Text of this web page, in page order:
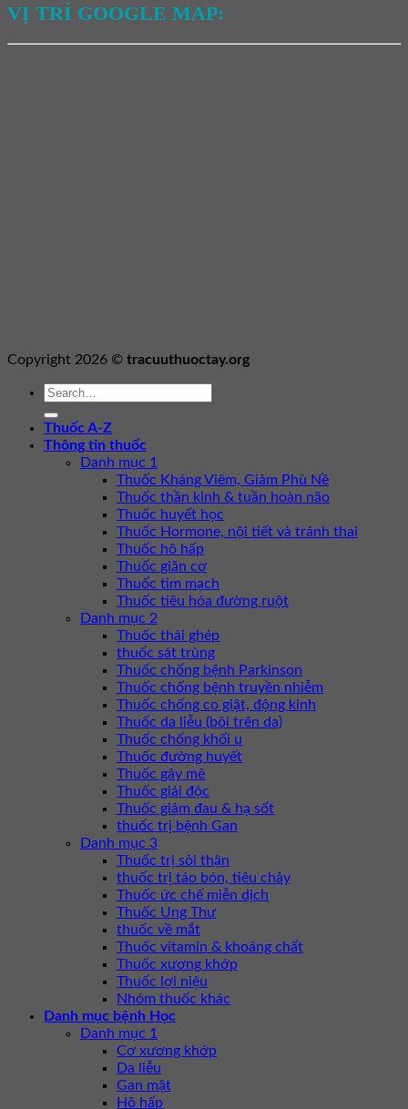
VỊ TRÍ GOOGLE MAP:
Copyright 2026 © tracuuthuoctay.org
Thuốc A-Z
Thông tin thuốc
Danh mục 1
Thuốc Kháng Viêm, Giảm Phù Nề
Thuốc thần kinh & tuần hoàn não
Thuốc huyết học
Thuốc Hormone, nội tiết và tránh thai
Thuốc hô hấp
Thuốc giãn cơ
Thuốc tim mạch
Thuốc tiêu hóa đường ruột
Danh mục 2
Thuốc thải ghép
thuốc sát trùng
Thuốc chống bệnh Parkinson
Thuốc chống bệnh truyền nhiễm
Thuốc chống co giật, động kinh
Thuốc da liễu (bôi trên da)
Thuốc chống khối u
Thuốc đường huyết
Thuốc gây mê
Thuốc giải độc
Thuốc giảm đau & hạ sốt
thuốc trị bệnh Gan
Danh mục 3
Thuốc trị sỏi thận
thuốc trị táo bón, tiêu chảy
Thuốc ức chế miễn dịch
Thuốc Ung Thư
thuốc về mắt
Thuốc vitamin & khoáng chất
Thuốc xương khớp
Thuốc lợi niệu
Nhóm thuốc khác
Danh mục bệnh Học
Danh mục 1
Cơ xương khớp
Da liễu
Gan mật
Hô hấp